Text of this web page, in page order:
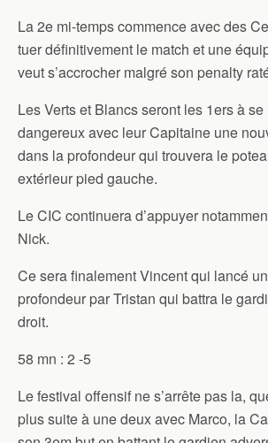
La 2e mi-temps commence avec des
tuer définitivement le match et une
veut s’accrocher malgré son penalty
Les Verts et Blancs seront les 1ers à se
dangereux avec leur Capitaine une
dans la profondeur qui trouvera le
extérieur pied gauche.
Le CIC continuera d’appuyer
Nick.
Ce sera finalement Vincent qui lancé
profondeur par Tristan qui battra le
droit.
58 mn : 2 -5
Le festival offensif ne s’arrête pas la,
plus suite à une deux avec Marco, la